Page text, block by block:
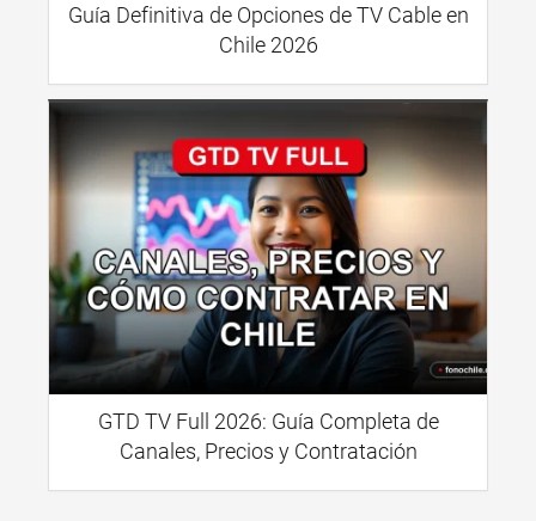
Guía Definitiva de Opciones de TV Cable en
Chile 2026
GTD TV Full 2026: Guía Completa de
Canales, Precios y Contratación